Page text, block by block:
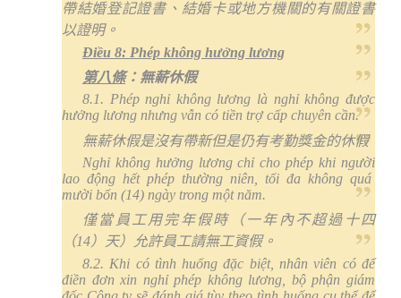
帶結婚登記證書、結婚卡或地方機關的有關證書
以證明。
Điều 8: Phép không hưởng lương
第八條：無薪休假
8.1. Phép nghỉ không lương là nghỉ không được
hưởng lương nhưng vẫn có tiền trợ cấp chuyên cần.
無薪休假是沒有帶新但是仍有考勤獎金的休假
Nghỉ không hưởng lương chỉ cho phép khi người
lao động hết phép thường niên, tối đa không quá
mười bốn (14) ngày trong một năm.
僅當員工用完年假時（一年內不超過十四
（14）天）允許員工請無工資假。
8.2. Khi có tình huống đặc biệt, nhân viên có để
điền đơn xin nghỉ phép không lương, bộ phận giám